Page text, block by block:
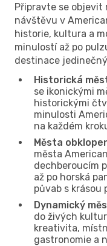
Připravte se objevit
návštěvu v
historie, kultura a
minulostí až po
destinace
Historická
se ikonickými
historickými
minulosti
na každém
Města
města
dechberoucím
až po horská
půvab s krásou
Dynamický
do živých
kreativita,
gastronomie a